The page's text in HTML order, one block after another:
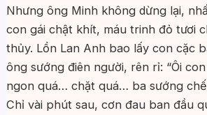
Nhưng ông Minh không dừng lại,
con gái chật khít, máu trinh đỏ tươi
thủy. Lồn Lan Anh bao lấy con cặc
ông sướng điên người, rên rỉ: “Ôi
ngon quá… chặt quá… ba sướng
Chỉ vài phút sau, cơn đau ban đầu